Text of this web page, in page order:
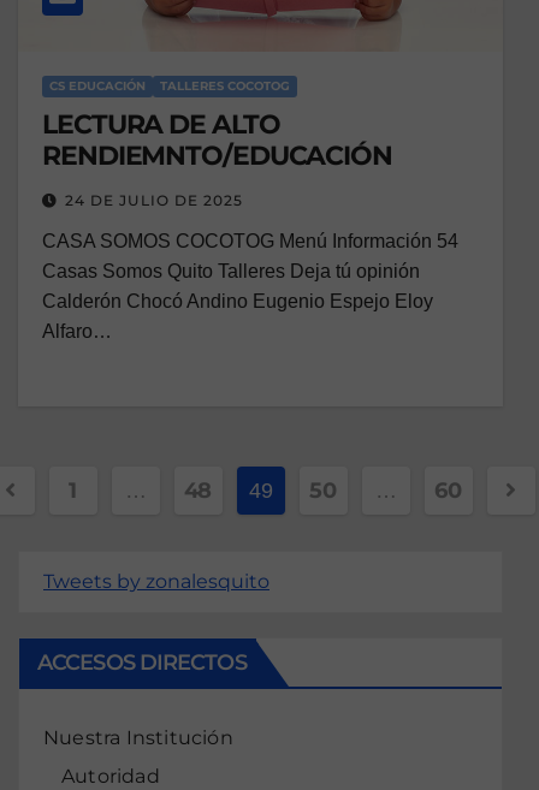
CS EDUCACIÓN TALLERES COCOTOG
LECTURA DE ALTO
RENDIEMNTO/EDUCACIÓN
24 DE JULIO DE 2025
CASA SOMOS COCOTOG Menú Información 54
Casas Somos Quito Talleres Deja tú opinión
Calderón Chocó Andino Eugenio Espejo Eloy
Alfaro…
1 … 48 49 50 … 60
Tweets by zonalesquito
ACCESOS DIRECTOS
Nuestra Institución
Autoridad